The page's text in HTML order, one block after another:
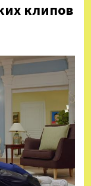
клипов